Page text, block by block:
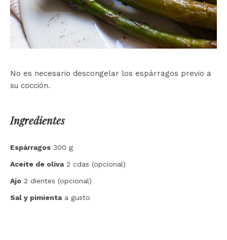
No es necesario descongelar los espárragos previo a
su cocción.
Ingredientes
Espárragos 300 g
Aceite de oliva2 cdas (opcional)
Ajo 2 dientes (opcional)
Sal y pimientaa gusto